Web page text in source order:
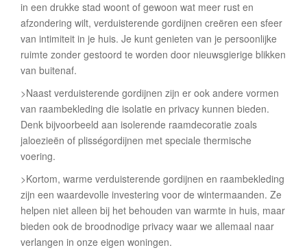
in een drukke stad woont of gewoon wat meer rust en
afzondering wilt, verduisterende gordijnen creëren een sfeer
van intimiteit in je huis. Je kunt genieten van je persoonlijke
ruimte zonder gestoord te worden door nieuwsgierige blikken
van buitenaf.
>Naast verduisterende gordijnen zijn er ook andere vormen
van raambekleding die isolatie en privacy kunnen bieden.
Denk bijvoorbeeld aan isolerende raamdecoratie zoals
jaloezieën of plisségordijnen met speciale thermische
voering.
>Kortom, warme verduisterende gordijnen en raambekleding
zijn een waardevolle investering voor de wintermaanden. Ze
helpen niet alleen bij het behouden van warmte in huis, maar
bieden ook de broodnodige privacy waar we allemaal naar
verlangen in onze eigen woningen.